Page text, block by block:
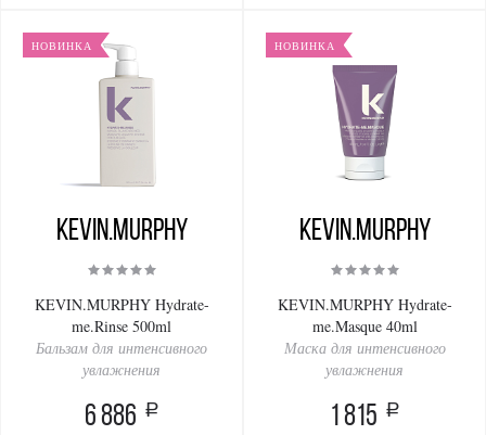
НОВИНКА
KEVIN.MURPHY
KEVIN.MURPHY Hydrate-
me.Rinse 500ml
Бальзам для интенсивного
увлажнения
6 886 a
НОВИНКА
KEVIN.MURPHY
KEVIN.MURPHY Hydrate-
me.Masque 40ml
Маска для интенсивного
увлажнения
1 815 a